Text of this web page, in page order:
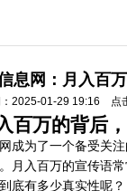
息网：月入百
：2025-01-29 19:16 点
百万的背后
成为了一个备受关
月入百万的宣传语
底有多少真实性呢？